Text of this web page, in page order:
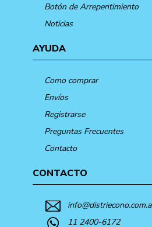
Botón de Arrepentimiento
Noticias
AYUDA
Como comprar
Envíos
Registrarse
Preguntas Frecuentes
Contacto
CONTACTO
11 2400-6172